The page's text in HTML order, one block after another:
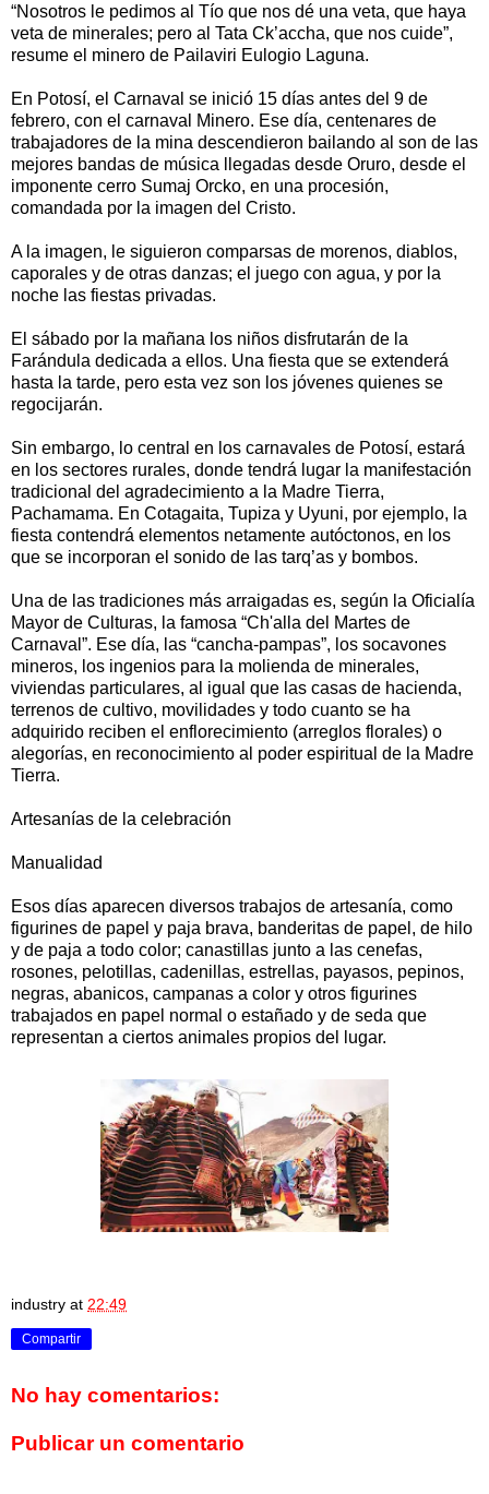
“Nosotros le pedimos al Tío que nos dé una veta, que haya
veta de minerales; pero al Tata Ck’accha, que nos cuide”,
resume el minero de Pailaviri Eulogio Laguna.
En Potosí, el Carnaval se inició 15 días antes del 9 de
febrero, con el carnaval Minero. Ese día, centenares de
trabajadores de la mina descendieron bailando al son de las
mejores bandas de música llegadas desde Oruro, desde el
imponente cerro Sumaj Orcko, en una procesión,
comandada por la imagen del Cristo.
A la imagen, le siguieron comparsas de morenos, diablos,
caporales y de otras danzas; el juego con agua, y por la
noche las fiestas privadas.
El sábado por la mañana los niños disfrutarán de la
Farándula dedicada a ellos. Una fiesta que se extenderá
hasta la tarde, pero esta vez son los jóvenes quienes se
regocijarán.
Sin embargo, lo central en los carnavales de Potosí, estará
en los sectores rurales, donde tendrá lugar la manifestación
tradicional del agradecimiento a la Madre Tierra,
Pachamama. En Cotagaita, Tupiza y Uyuni, por ejemplo, la
fiesta contendrá elementos netamente autóctonos, en los
que se incorporan el sonido de las tarq’as y bombos.
Una de las tradiciones más arraigadas es, según la Oficialía
Mayor de Culturas, la famosa “Ch'alla del Martes de
Carnaval”. Ese día, las “cancha-pampas”, los socavones
mineros, los ingenios para la molienda de minerales,
viviendas particulares, al igual que las casas de hacienda,
terrenos de cultivo, movilidades y todo cuanto se ha
adquirido reciben el enflorecimiento (arreglos florales) o
alegorías, en reconocimiento al poder espiritual de la Madre
Tierra.
Artesanías de la celebración
Manualidad
Esos días aparecen diversos trabajos de artesanía, como
figurines de papel y paja brava, banderitas de papel, de hilo
y de paja a todo color; canastillas junto a las cenefas,
rosones, pelotillas, cadenillas, estrellas, payasos, pepinos,
negras, abanicos, campanas a color y otros figurines
trabajados en papel normal o estañado y de seda que
representan a ciertos animales propios del lugar.
industry at 22:49
Compartir
No hay comentarios:
Publicar un comentario